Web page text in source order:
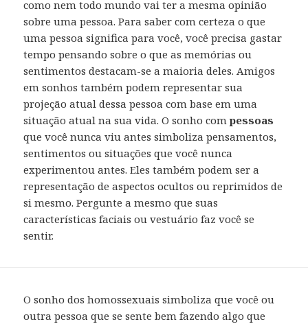
como nem todo mundo vai ter a mesma opinião
sobre uma pessoa. Para saber com certeza o que
uma pessoa significa para você, você precisa gastar
tempo pensando sobre o que as memórias ou
sentimentos destacam-se a maioria deles. Amigos
em sonhos também podem representar sua
projeção atual dessa pessoa com base em uma
situação atual na sua vida. O sonho compessoas
que você nunca viu antes simboliza pensamentos,
sentimentos ou situações que você nunca
experimentou antes. Eles também podem ser a
representação de aspectos ocultos ou reprimidos de
si mesmo. Pergunte a mesmo que suas
características faciais ou vestuário faz você se
sentir.
O sonho dos homossexuais simboliza que você ou
outra pessoa que se sente bem fazendo algo que